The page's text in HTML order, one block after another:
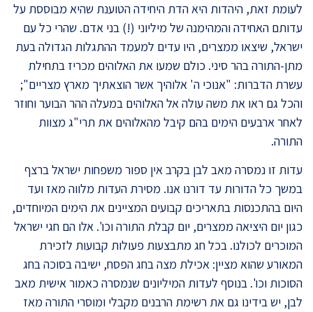
לעומת זאת, היהדות היא הדת היחידה הטוענת שהיא מבוססת על
עדותם האחידה והמהימנה של מיליוני (!) בני אדם. שהרי כל עם
ישראל, שיצאו ממצרים, היו עדים למעמד ההתגלות הגדולה בעת
מתן-התורה בהר סיני. כולם שמעו את האלוהים מכריז בתחילת
עשרת הדברות: "אנוכי ה' אלוהיך אשר הוצאתיך מארץ מצריים";
והכל גם ראו את משה עולה אל האלוהים במעלה ההר הבוער וחוזר
לאחר ארבעים הימים בהם קיבל מהאלוהים את תרי"ג מצוות
התורה.
עדות זו נמסרה מאב לבן בקרב אין ספור משפחות ישראל ברצף
במשך כל הדורות עד דורנו אנו. מסירת העדות מלווה מאז ועד
היום בהתכנסות בתאריכים קבועים המציינים את הימים המיוחדים,
כגון יום היציאה ממצרים, יום קבלת התורה וכו'. אלו הם חגי ישראל
המוכרים לכולנו. בכל חג מתבצעות פעולות קבועות לזכירת
המאורע שהוא מציין: אכילת מצה בחג הפסח, ישיבה בסוכה בחג
הסוכות וכו'. בנוסף לעדות המיליונים שנמסרה כאמור אישית מאב
לבן, יש בידינו גם את רשימת הרבנים מקבלי ומוסרי התורה מאז